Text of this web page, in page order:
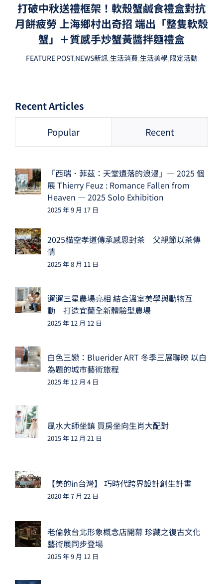
打破中秋送禮框架！軟殼蟹鹹食禮盒對抗
月餅疲勞 上海鄉村出奇招 端出「整隻軟殼
蟹」＋質感手炒蟹黃醬拌麵禮盒
FEATURE POST,NEWS新訊,生活消費,生活美學,限定活動
Recent Articles
Popular Recent
「西瑞．菲茲：天堂遺落的浪漫」— 2025 個
展 Thierry Feuz : Romance Fallen from
Heaven — 2025 Solo Exhibition
2025 年 9 月 17 日
2025貓空孝道傳承感恩封茶 父親節以茶傳
情
2025 年 8 月 11 日
遛遛三星農場亮相 結合溫室美學與動物互
動 打造宜蘭全新體驗型農場
2025 年 12 月 12 日
白色三戀：Bluerider ART 冬季三展聯映 以白
為題的城市藝術旅程
2025 年 12 月 4 日
風水大師坐鎮 買房坐向生肖大配對
2015 年 12 月 21 日
【美的in台灣】 巧時代跨界設計創生計畫
2020 年 7 月 22 日
老倫敦台北形象概念店開幕 珍藏之復古文化
藝術展同步登場
2025 年 9 月 12 日